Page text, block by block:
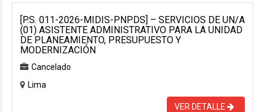
[P.S. 011-2026-MIDIS-PNPDS] – SERVICIOS DE UN/A
(01) ASISTENTE ADMINISTRATIVO PARA LA UNIDAD
DE PLANEAMIENTO, PRESUPUESTO Y
MODERNIZACIÓN
Cancelado
Lima
VER DETALLE